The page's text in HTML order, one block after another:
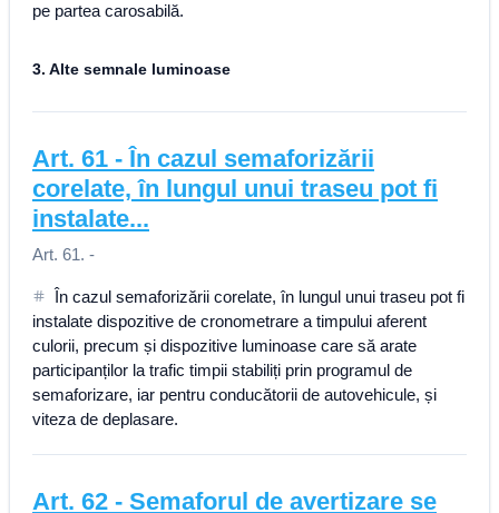
pe partea carosabilă.
3. Alte semnale luminoase
Art. 61 -În cazul semaforizării
corelate, în lungul unui traseu pot fi
instalate...
Art. 61. -
În cazul semaforizării corelate, în lungul unui traseu pot fi
instalate dispozitive de cronometrare a timpului aferent
culorii, precum și dispozitive luminoase care să arate
participanților la trafic timpii stabiliți prin programul de
semaforizare, iar pentru conducătorii de autovehicule, și
viteza de deplasare.
Art. 62 - Semaforul de avertizare se